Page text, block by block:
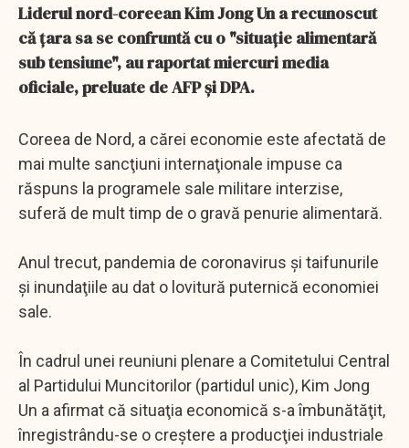
Liderul nord-coreean Kim Jong Un a recunoscut
că ţara sa se confruntă cu o "situaţie alimentară
sub tensiune", au raportat miercuri media
oficiale, preluate de AFP şi DPA.
Coreea de Nord, a cărei economie este afectată de
mai multe sancţiuni internaţionale impuse ca
răspuns la programele sale militare interzise,
suferă de mult timp de o gravă penurie alimentară.
Anul trecut, pandemia de coronavirus şi taifunurile
şi inundaţiile au dat o lovitură puternică economiei
sale.
În cadrul unei reuniuni plenare a Comitetului Central
al Partidului Muncitorilor (partidul unic), Kim Jong
Un a afirmat că situaţia economică s-a îmbunătăţit,
înregistrându-se o creştere a producţiei industriale